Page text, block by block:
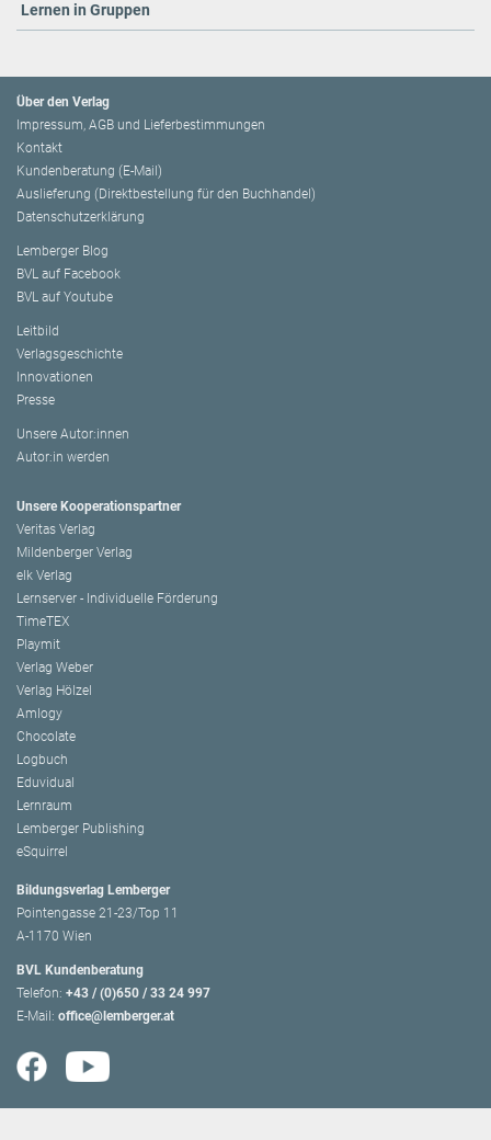
Lernen in Gruppen
Über den Verlag
Impressum, AGB und Lieferbestimmungen
Kontakt
Kundenberatung (E-Mail)
Auslieferung (Direktbestellung für den Buchhandel)
Datenschutzerklärung
Lemberger Blog
BVL auf Facebook
BVL auf Youtube
Leitbild
Verlagsgeschichte
Innovationen
Presse
Unsere Autor:innen
Autor:in werden
Unsere Kooperationspartner
Veritas Verlag
Mildenberger Verlag
elk Verlag
Lernserver - Individuelle Förderung
TimeTEX
Playmit
Verlag Weber
Verlag Hölzel
Amlogy
Chocolate
Logbuch
Eduvidual
Lernraum
Lemberger Publishing
eSquirrel
Bildungsverlag Lemberger
Pointengasse 21-23/Top 11
A-1170 Wien
BVL Kundenberatung
Telefon: +43 / (0)650 / 33 24 997
E-Mail: office@lemberger.at